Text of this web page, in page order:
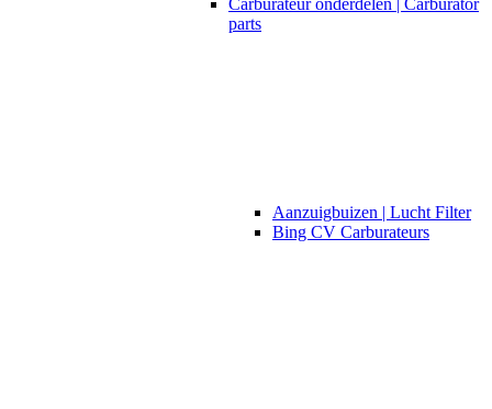
parts
Aanzuigbuizen | Lucht Filter
Bing CV Carburateurs